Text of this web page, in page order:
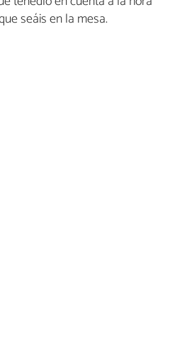
seáis en la mesa.